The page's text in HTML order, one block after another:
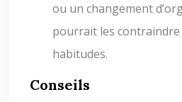
ou un changement
pourrait les
habitudes.
Conseils